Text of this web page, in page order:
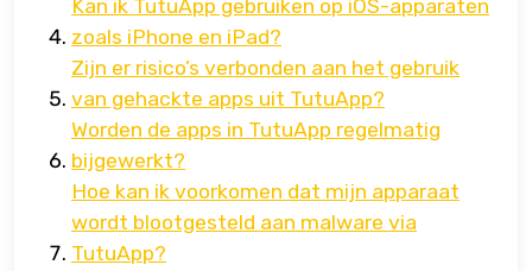
Kan ik TutuApp gebruiken op iOS-apparaten
zoals iPhone en iPad?
Zijn er risico’s verbonden aan het gebruik
van gehackte apps uit TutuApp?
Worden de apps in TutuApp regelmatig
bijgewerkt?
Hoe kan ik voorkomen dat mijn apparaat
wordt blootgesteld aan malware via
TutuApp?